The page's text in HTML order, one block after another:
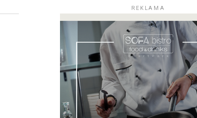
REKLAMA